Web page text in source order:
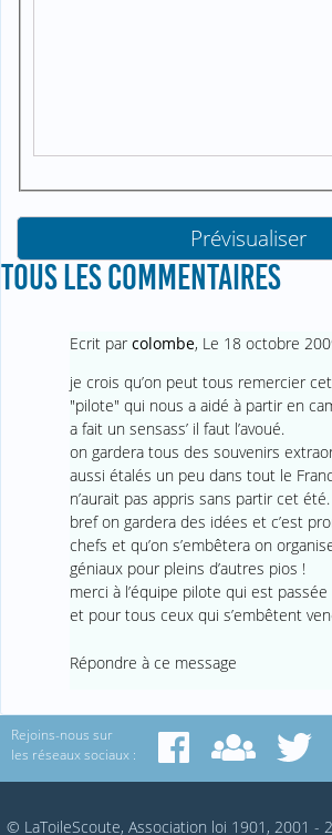
TOUS LES COMMENTAIRES
Ecrit par colombe, Le 18 octobre
je crois qu’on peut tous remercier
"pilote" qui nous a aidé à partir en
a fait un sensass’ il faut l’avoué.
on gardera tous des souvenirs
aussi étalés un peu dans tout le
n’aurait pas appris sans partir cet été.
bref on gardera des idées et c’est
chefs et qu’on s’embêtera on
géniaux pour pleins d’autres pios !
merci à l’équipe pilote qui est
et pour tous ceux qui s’embêtent
Répondre à ce message
Rejoins-nous sur
les réseaux sociaux :
© LaToileScoute, Association loi 1901, 2001 -